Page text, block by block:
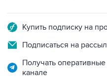
Купить подписку на
Подписаться на
Получать
канале